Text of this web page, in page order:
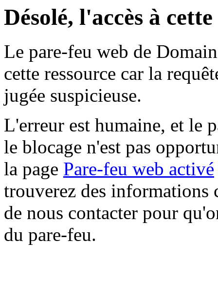
Désolé, l'accès à
Le pare-feu web de
cette ressource car la
jugée suspicieuse.
L'erreur est humaine, et le
le blocage n'est pas
la page Pare-feu web activé
trouverez des informations
de nous contacter pour
du pare-feu.